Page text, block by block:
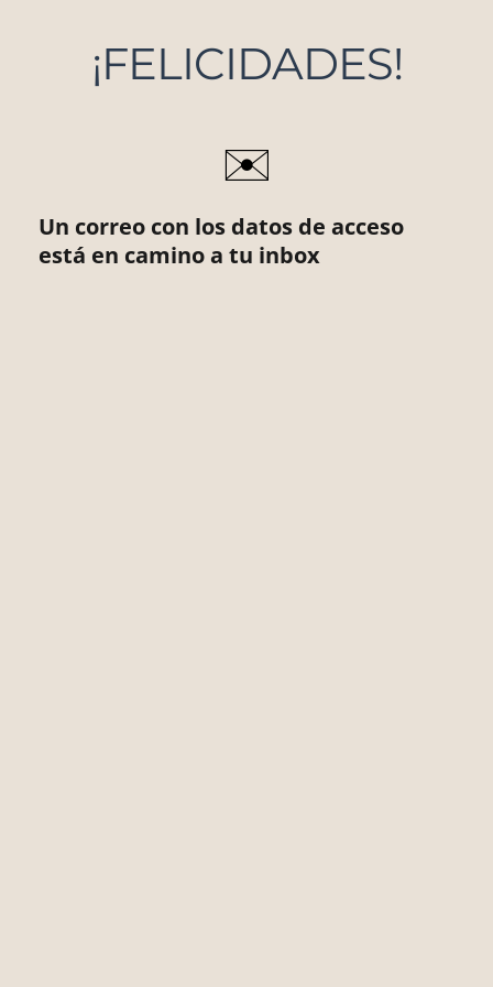
¡FELICIDADES!
✉️​
Un correo con los datos de acceso
está en camino a tu inbox